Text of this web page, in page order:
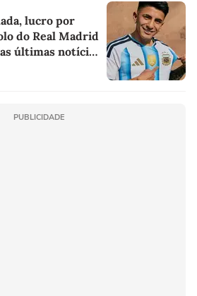
lucro por
do Real Madrid
últimas notícias
PUBLICIDADE